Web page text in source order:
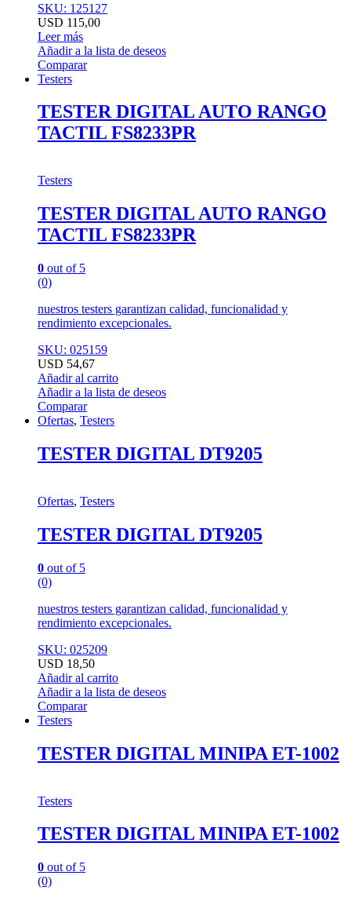
SKU: 125127
USD 115,00
Leer más
Añadir a la lista de deseos
Comparar
Testers
TESTER DIGITAL AUTO RANGO
TACTIL FS8233PR
Testers
TESTER DIGITAL AUTO RANGO
TACTIL FS8233PR
0 out of 5
(0)
nuestros testers garantizan calidad, funcionalidad y
rendimiento excepcionales.
SKU: 025159
USD 54,67
Añadir al carrito
Añadir a la lista de deseos
Comparar
Ofertas, Testers
TESTER DIGITAL DT9205
Ofertas, Testers
TESTER DIGITAL DT9205
0 out of 5
(0)
nuestros testers garantizan calidad, funcionalidad y
rendimiento excepcionales.
SKU: 025209
USD 18,50
Añadir al carrito
Añadir a la lista de deseos
Comparar
Testers
TESTER DIGITAL MINIPA ET-1002
Testers
TESTER DIGITAL MINIPA ET-1002
0 out of 5
(0)